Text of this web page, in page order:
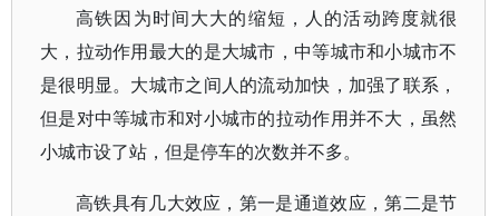
高铁因为时间大大的缩短，人的活动跨度就很
大，拉动作用最大的是大城市，中等城市和小城市不
是很明显。大城市之间人的流动加快，加强了联系，
但是对中等城市和对小城市的拉动作用并不大，虽然
小城市设了站，但是停车的次数并不多。
高铁具有几大效应，第一是通道效应，第二是节